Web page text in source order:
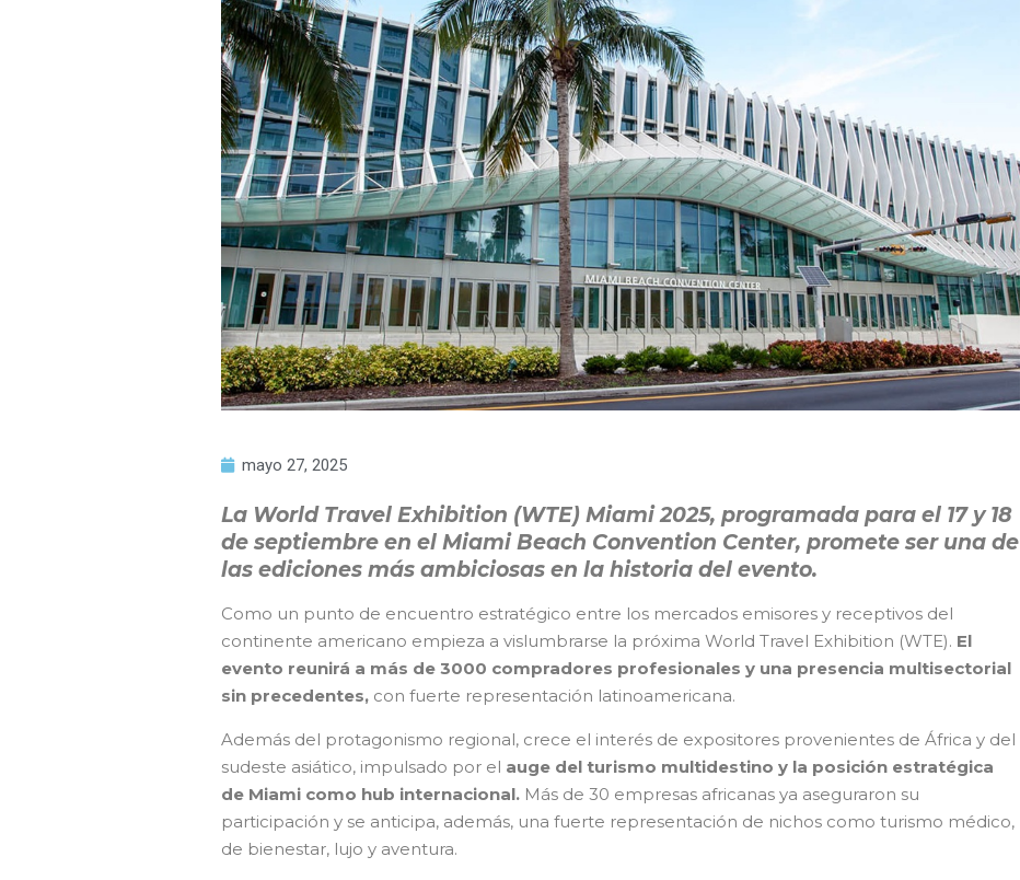
mayo 27, 2025
La World Travel Exhibition (WTE) Miami 2025, programada para el 17 y 18
de septiembre en el Miami Beach Convention Center, promete ser una de
las ediciones más ambiciosas en la historia del evento.
Como un punto de encuentro estratégico entre los mercados emisores y receptivos del
continente americano empieza a vislumbrarse la próxima World Travel Exhibition (WTE). El
evento reunirá a más de 3000 compradores profesionales y una presencia multisectorial
sin precedentes, con fuerte representación latinoamericana.
Además del protagonismo regional, crece el interés de expositores provenientes de África y del
sudeste asiático, impulsado por el auge del turismo multidestino y la posición estratégica
de Miami como hub internacional. Más de 30 empresas africanas ya aseguraron su
participación y se anticipa, además, una fuerte representación de nichos como turismo médico,
de bienestar, lujo y aventura.